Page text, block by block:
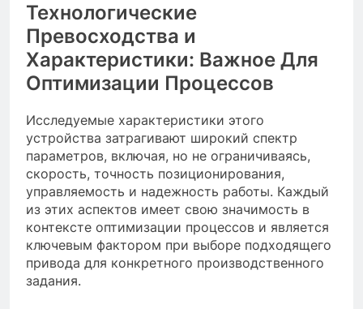
Технологические
Превосходства и
Характеристики: Важное Для
Оптимизации Процессов
Исследуемые характеристики этого
устройства затрагивают широкий спектр
параметров, включая, но не ограничиваясь,
скорость, точность позиционирования,
управляемость и надежность работы. Каждый
из этих аспектов имеет свою значимость в
контексте оптимизации процессов и является
ключевым фактором при выборе подходящего
привода для конкретного производственного
задания.